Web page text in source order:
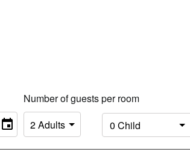
Number of guests per room